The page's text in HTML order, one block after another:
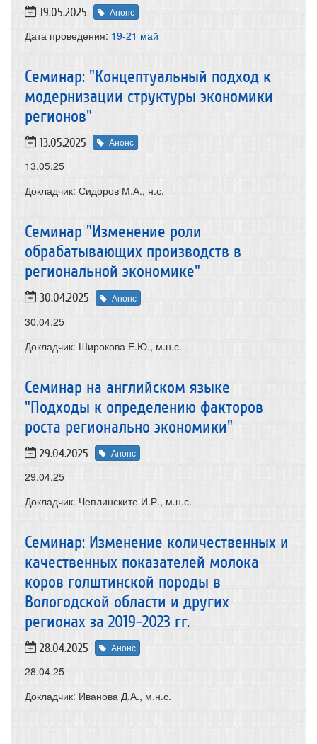
19.05.2025 Анонс
Дата проведения: 19-21 май
Семинар: "Концептуальный подход к
модернизации структуры экономики
регионов"
13.05.2025 Анонс
13.05.25
Докладчик: Сидоров М.А., н.с.
Семинар "Изменение роли
обрабатывающих производств в
региональной экономике"
30.04.2025 Анонс
30.04.25
Докладчик: Широкова Е.Ю., м.н.с.
Семинар на английском языке
"Подходы к определению факторов
роста регионально экономики"
29.04.2025 Анонс
29.04.25
Докладчик: Чеплинските И.Р., м.н.с.
Семинар: Изменение количественных и
качественных показателей молока
коров голштинской породы в
Вологодской области и других
регионах за 2019-2023 гг.
28.04.2025 Анонс
28.04.25
Докладчик: Иванова Д.А., м.н.с.